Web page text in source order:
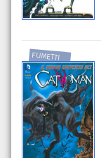
FUMETTI